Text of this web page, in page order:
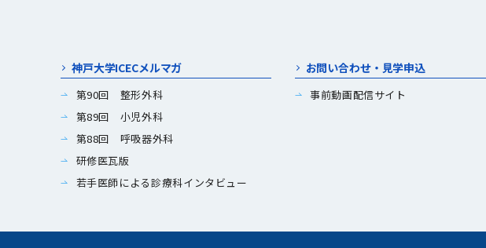
神戸大学ICECメルマガ
第90回 整形外科
第89回 小児外科
第88回 呼吸器外科
研修医瓦版
若手医師による診療科インタビュー
お問い合わせ・見学申込
事前動画配信サイト